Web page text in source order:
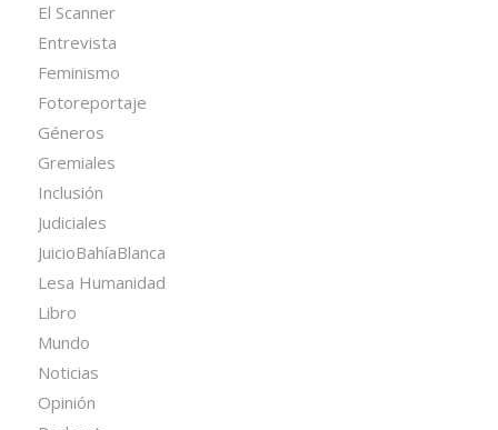
El Scanner
Entrevista
Feminismo
Fotoreportaje
Géneros
Gremiales
Inclusión
Judiciales
JuicioBahíaBlanca
Lesa Humanidad
Libro
Mundo
Noticias
Opinión